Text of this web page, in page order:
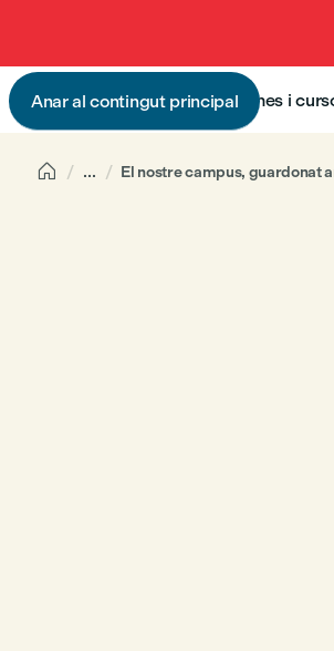
Anar al contingut principalProgrames i
 ... El nostre campus, guardonat